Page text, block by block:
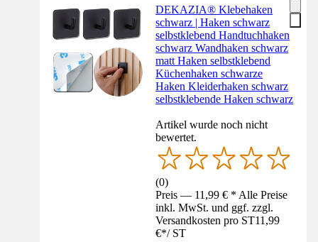
DEKAZIA® Klebehaken
schwarz | Haken schwarz
selbstklebend Handtuchhaken
schwarz Wandhaken schwarz
matt Haken selbstklebend
Küchenhaken schwarze
Haken Kleiderhaken schwarz
selbstklebende Haken schwarz
Artikel wurde noch nicht
bewertet.
(0)
Preis — 11,99 € * Alle Preise
inkl. MwSt. und ggf. zzgl.
Versandkosten pro ST11,99
€*/ ST